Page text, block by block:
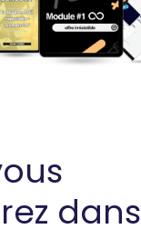
dans